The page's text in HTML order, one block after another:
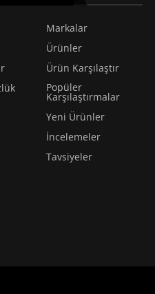
Markalar
Ürünler
Ürün Karşılaştır
Popüler
Karşılaştırmalar
Yeni Ürünler
İncelemeler
Tavsiyeler